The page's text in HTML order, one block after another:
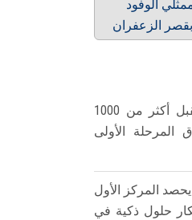
الوفود
بقصر الزعفران
معامل التنسيق الإلكتروني تستقبل أكثر من 1000
المرحلة الأولى
المركز الأول
حلول ذكية في